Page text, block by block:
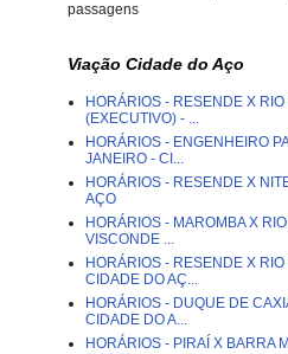
passagens
Viação Cidade do Aço
HORÁRIOS - RESENDE X
(EXECUTIVO) - ...
HORÁRIOS - ENGENHEIRO
JANEIRO - CI...
HORÁRIOS - RESENDE X
AÇO
HORÁRIOS - MAROMBA X
VISCONDE ...
HORÁRIOS - RESENDE X
CIDADE DO AÇ...
HORÁRIOS - DUQUE DE
CIDADE DO A...
HORÁRIOS - PIRAÍ X BARRA